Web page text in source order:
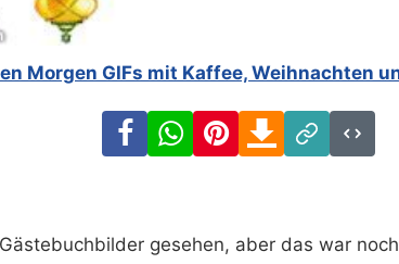
Morgen GIFs mit Kaffee, Weihnachten
FacebookWhatsAppPinterestDownload
Link
gesehen, aber das war